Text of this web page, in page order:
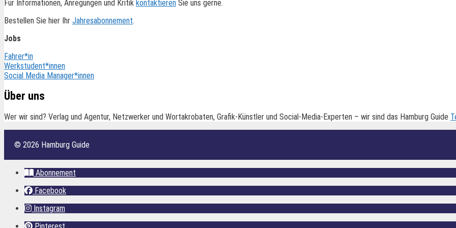
Für Informationen, Anregungen und Kritik kontaktieren Sie uns gerne.
Bestellen Sie hier Ihr Jahresabonnement.
Jobs
Fahrer*in
Werkstudent*innen
Social Media Manager*innen
Über uns
Wer wir sind? Verlag und Agentur, Netzwerker und Wortakrobaten, Grafik-Künstler und Social-Media-Experten – wir sind das Hamburg Guide
© 2026 Hamburg Guide
Abonnement
Facebook
Instagram
Pinterest